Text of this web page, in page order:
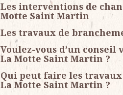
Les interventions de
Motte Saint Martin
Les travaux de
Voulez-vous d’un
La Motte Saint Martin ?
Qui peut faire les
La Motte Saint Martin ?